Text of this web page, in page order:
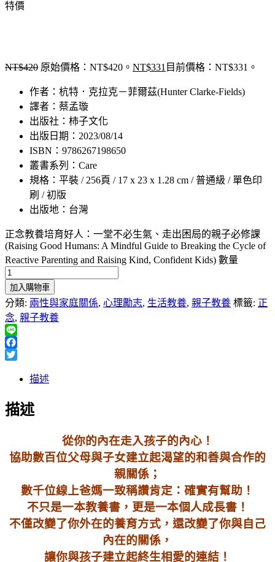
特價
NT$420 原始價格：NT$420。 NT$331 目前價格：NT$331。
作者：杭特．克拉克－菲爾茲(Hunter Clarke-Fields)
譯者：蔡孟璇
出版社：柿子文化
出版日期：2023/08/14
ISBN：9786267198650
叢書系列：Care
規格：平裝 / 256頁 / 17 x 23 x 1.28 cm / 普通級 / 單色印
刷 / 初版
出版地：台灣
正念教養培育好人：一堂不必生氣、走出困局的親子必修課
(Raising Good Humans: A Mindful Guide to Breaking the Cycle of
Reactive Parenting and Raising Kind, Confident Kids) 數量
加入購物車
分類: 兩性與家庭關係, 心理勵志, 生活教養, 親子教養 標籤: 正
念, 親子教養
Line
Facebook
描述
描述
從你的內在走入孩子的內心！
協助數百位父母與子女建立起渴望的和善與合作的
親關係；
數千位線上爸媽一致稱讚肯定：確實有幫助！
不只是一本教養書，更是一本個人成長書！
不僅改變了你外在的養育方式，還改變了你與自己
內在的關係，
讓你與孩子建立起終生相愛的連結！